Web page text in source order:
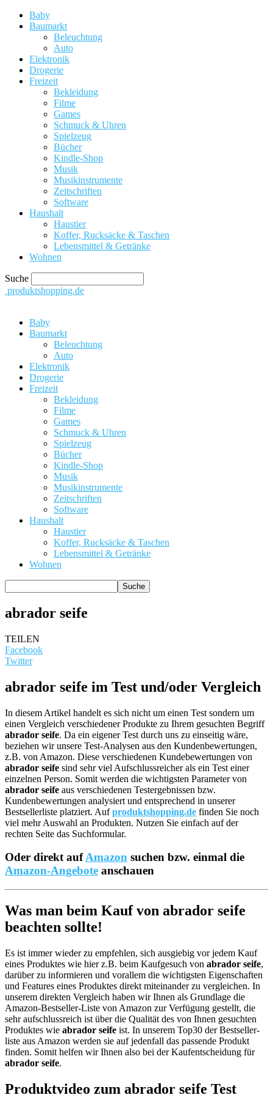
Baby
Baumarkt
Beleuchtung
Auto
Elektronik
Drogerie
Freizeit
Bekleidung
Filme
Games
Schmuck & Uhren
Spielzeug
Bücher
Kindle-Shop
Musik
Musikinstrumente
Zeitschriften
Software
Haushalt
Haustier
Koffer, Rucksäcke & Taschen
Lebensmittel & Getränke
Wohnen
Suche
produktshopping.de
Baby
Baumarkt
Beleuchtung
Auto
Elektronik
Drogerie
Freizeit
Bekleidung
Filme
Games
Schmuck & Uhren
Spielzeug
Bücher
Kindle-Shop
Musik
Musikinstrumente
Zeitschriften
Software
Haushalt
Haustier
Koffer, Rucksäcke & Taschen
Lebensmittel & Getränke
Wohnen
abrador seife
TEILEN
Facebook
Twitter
abrador seife im Test und/oder Vergleich
In diesem Artikel handelt es sich nicht um einen Test sondern um
einen Vergleich verschiedener Produkte zu Ihrem gesuchten Begriff
abrador seife. Da ein eigener Test durch uns zu einseitig wäre,
beziehen wir unsere Test-Analysen aus den Kundenbewertungen,
z.B. von Amazon. Diese verschiedenen Kundebewertungen von
abrador seife sind sehr viel Aufschlussreicher als ein Test einer
einzelnen Person. Somit werden die wichtigsten Parameter von
abrador seife aus verschiedenen Testergebnissen bzw.
Kundenbewertungen analysiert und entsprechend in unserer
Bestsellerliste platziert. Aufproduktshopping.de finden Sie noch
viel mehr Auswahl an Produkten. Nutzen Sie einfach auf der
rechten Seite das Suchformular.
Oder direkt aufAmazon suchen bzw. einmal die
Amazon-Angebote anschauen
Was man beim Kauf von abrador seife
beachten sollte!
Es ist immer wieder zu empfehlen, sich ausgiebig vor jedem Kauf
eines Produktes wie hier z.B. beim Kaufgesuch von abrador seife,
darüber zu informieren und vorallem die wichtigsten Eigenschaften
und Features eines Produktes direkt miteinander zu vergleichen. In
unserem direkten Vergleich haben wir Ihnen als Grundlage die
Amazon-Bestseller-Liste von Amazon zur Verfügung gestellt, die
sehr aufschlussreich ist über die Qualität des von Ihnen gesuchten
Produktes wie abrador seife ist. In unserem Top30 der Bestseller-
liste aus Amazon werden sie auf jedenfall das passende Produkt
finden. Somit helfen wir Ihnen also bei der Kaufentscheidung für
abrador seife.
Produktvideo zum abrador seife Test